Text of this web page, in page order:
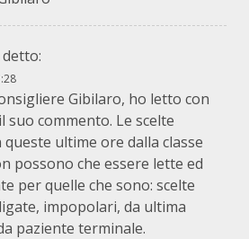
Gibilaro, ho letto con
suo commento. Le scelte
ultime ore dalla classe
possono che essere lette ed
per quelle che sono: scelte
impopolari, da ultima
paziente terminale.